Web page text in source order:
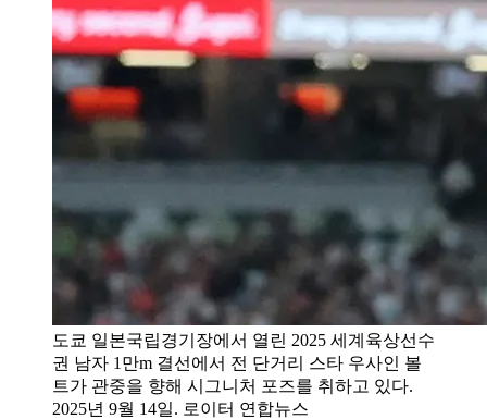
도쿄 일본국립경기장에서 열린 2025 세계육상선수
권 남자 1만m 결선에서 전 단거리 스타 우사인 볼
트가 관중을 향해 시그니처 포즈를 취하고 있다.
2025년 9월 14일. 로이터 연합뉴스